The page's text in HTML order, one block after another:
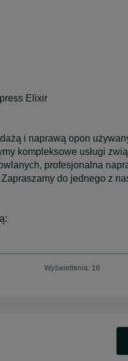
Elixir
i naprawą opon
kompleksowe usługi
profesjonalna
do jednego z
Wyświetlenia: 18